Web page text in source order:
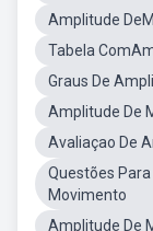
Amplitude
Tabela
Graus De
Amplitude De
Avaliaçao De
Questões
Movimento
Amplitude De